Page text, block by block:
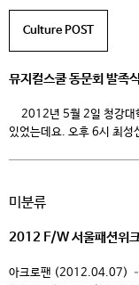
Culture POST
뮤지컬스쿨 동문회 발족
2012년 5월 2일 청강대
있었는데요. 오후 6시 최성
발족 위원장으로 선출되었
미분류
2012 F/W 서울패션위크
아크로팬 (2012.04.07)